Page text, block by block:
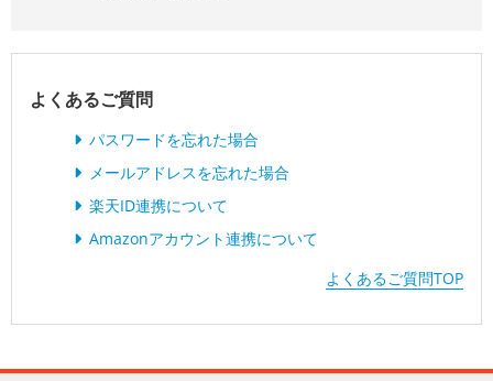
よくあるご質問
パスワードを忘れた場合
メールアドレスを忘れた場合
楽天ID連携について
Amazonアカウント連携について
よくあるご質問TOP